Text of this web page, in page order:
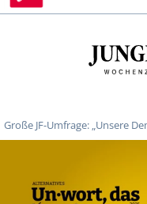
Große JF-Umfrage: „Unsere